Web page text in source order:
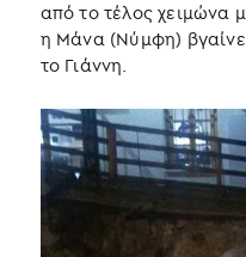
από το τέλος χειμώνα
η Μάνα (Νύμφη)
το Γιάννη.